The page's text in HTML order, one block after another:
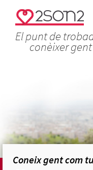
El punt de
conèixer
Coneix gent com